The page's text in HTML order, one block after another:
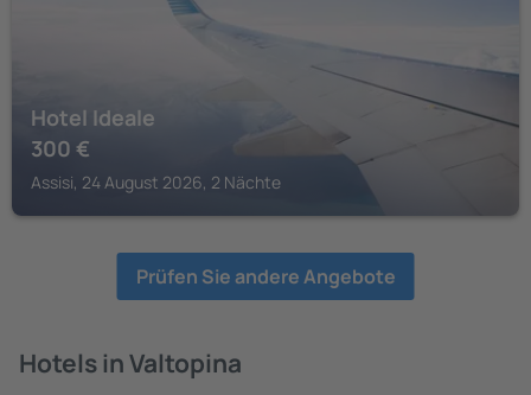
Hotel Ideale
300 €
Assisi, 24 August 2026, 2 Nächte
Prüfen Sie andere Angebote
Hotels in Valtopina